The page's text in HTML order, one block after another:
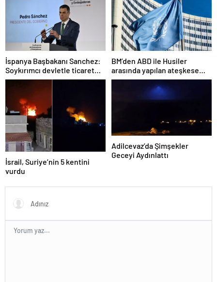
İspanya Başbakanı Sanchez:
Soykırımcı devletle ticaret
yapmayız
BM’den ABD ile Husiler
arasında yapılan ateşkese
ilişkin değerlendirme
İsrail, Suriye’nin 5 kentini
vurdu
Adilcevaz’da Şimşekler
Geceyi Aydınlattı